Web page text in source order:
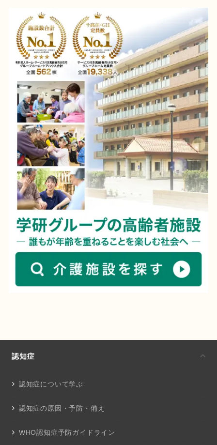
認知症
認知症について学ぶ
認知症の原因・予防・備え
WHO認知症予防ガイドライン